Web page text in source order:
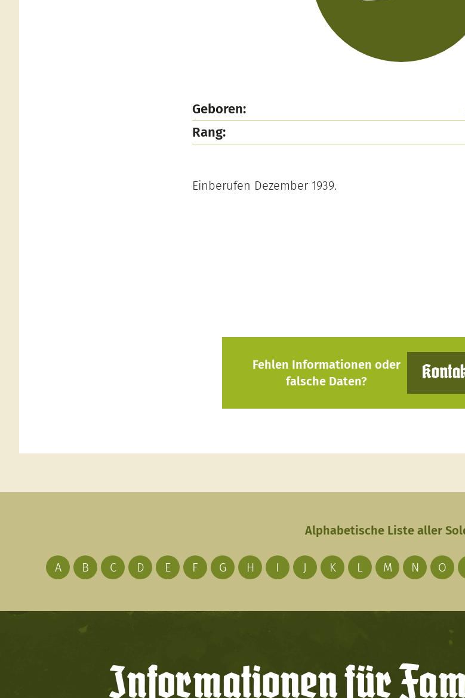
Geboren:
Rang:
Einberufen Dezember 1939.
Fehlen Informationen oder
falsche Daten?
Alphabetische Liste aller
A B C D E F G H I J K L M N O
Informationen für